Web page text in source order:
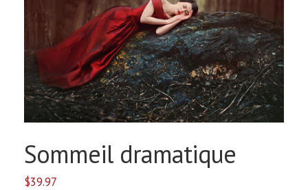
Sommeil dramatique
$39.97